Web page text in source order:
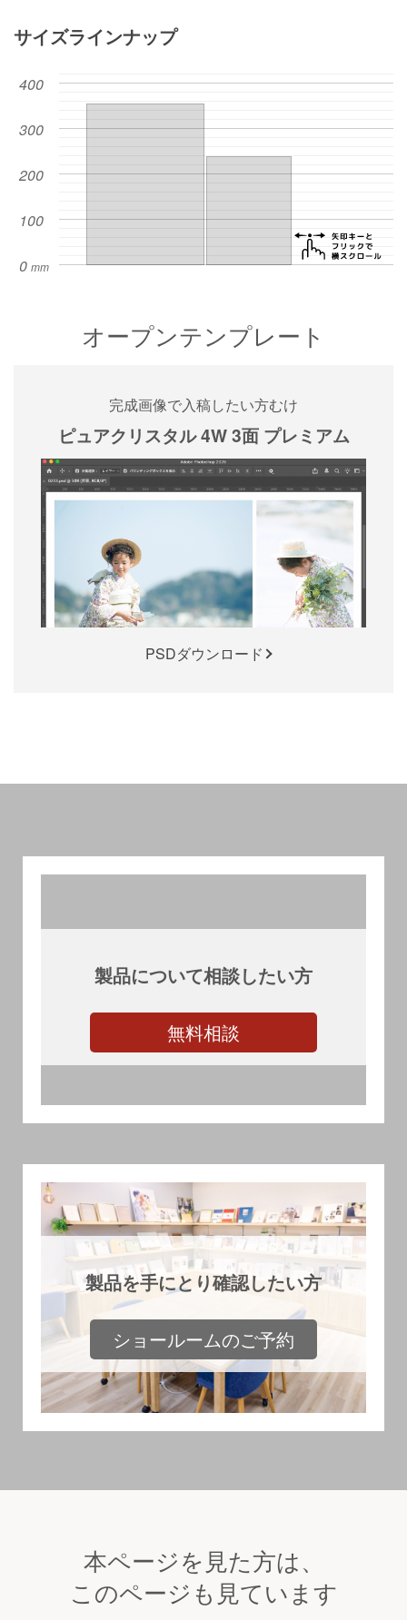
サイズラインナップ
オープンテンプレート
完成画像で入稿したい方むけ
ピュアクリスタル 4W 3面 プレミアム
PSDダウンロード
製品について相談したい方
無料相談
製品を手にとり確認したい方
ショールームのご予約
本ページを見た方は、
このページも見ています